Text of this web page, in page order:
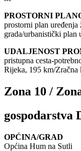
PROSTORNI
prostorni plan uređenja
grada/urbanistički plan
UDALJENOST
pristupna cesta-
Rijeka, 195 km/Zračna
Zona 10 /
gospodarstva
OPĆINA/GRAD
Općina Hum na Sutli